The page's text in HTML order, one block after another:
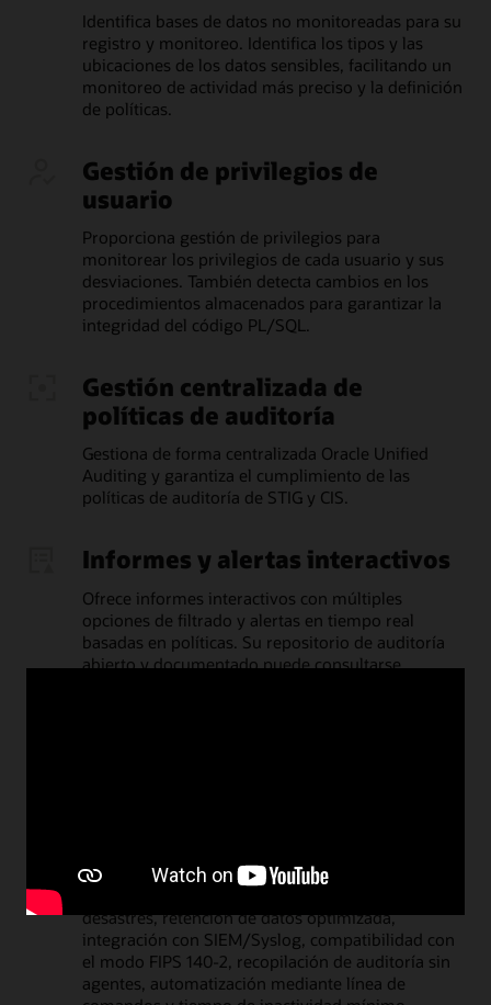
Identifica bases de datos no monitoreadas para su
registro y monitoreo. Identifica los tipos y las
ubicaciones de los datos sensibles, facilitando un
monitoreo de actividad más preciso y la definición
de políticas.
Gestión de privilegios de
usuario
Proporciona gestión de privilegios para
monitorear los privilegios de cada usuario y sus
desviaciones. También detecta cambios en los
procedimientos almacenados para garantizar la
integridad del código PL/SQL.
Gestión centralizada de
políticas de auditoría
Gestiona de forma centralizada Oracle Unified
Auditing y garantiza el cumplimiento de las
políticas de auditoría de STIG y CIS.
Informes y alertas interactivos
Ofrece informes interactivos con múltiples
opciones de filtrado y alertas en tiempo real
basadas en políticas. Su repositorio de auditoría
abierto y documentado puede consultarse
integrada, una arquitectura escalable compatible
desastres, retención de datos optimizada,
integración con SIEM/Syslog, compatibilidad con
el modo FIPS 140-2, recopilación de auditoría sin
agentes, automatización mediante línea de